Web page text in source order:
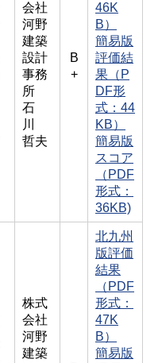
会社
河野
建築
設計
事務
所
石
川
哲夫
B
+
46K
B）
簡易版
評価結
果（P
DF形
式：44
KB）
簡易版
スコア
（PDF
形式：
36KB)
株式
会社
河野
建築
北九州
版評価
結果
（PDF
形式：
47K
B）
簡易版